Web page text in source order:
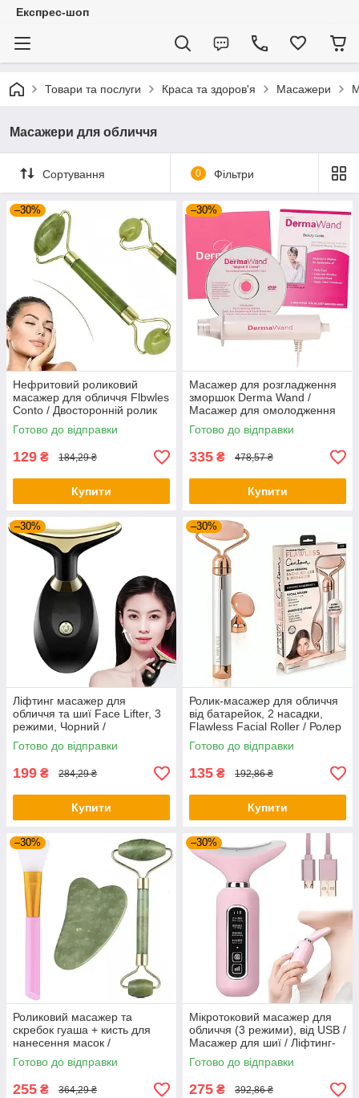
Експрес-шоп
Товари та послуги Краса та здоров'я Масажери
Масажери для обличчя
Сортування 0 Фільтри
–30%
Нефритовий роликовий
масажер для обличчя Flbwles
Conto / Двосторонній ролик
для масажу обличчя
Готово до відправки
129 ₴ 184,29 ₴
Купити
–30%
Масажер для розгладження
зморшок Derma Wand /
Масажер для омолодження
навколо очей
Готово до відправки
335 ₴ 478,57 ₴
Купити
–30%
Ліфтинг масажер для
обличчя та шиї Face Lifter, 3
режими, Чорний /
Мікрострумовий масажер для
обличчя від батарейок
Готово до відправки
199 ₴ 284,29 ₴
Купити
–30%
Ролик-масажер для обличчя
від батарейок, 2 насадки,
Flawless Facial Roller / Ролер
для обличчя / Роликовий
масажер
Готово до відправки
135 ₴ 192,86 ₴
Купити
–30%
Роликовий масажер та
скребок гуаша + кисть для
нанесення масок /
Нефритовий масажер для
обличчя
Готово до відправки
255 ₴ 364,29 ₴
–30%
Мікротоковий масажер для
обличчя (3 режими), від USB /
Масажер для шиї / Ліфтинг-
масажер
Готово до відправки
275 ₴ 392,86 ₴